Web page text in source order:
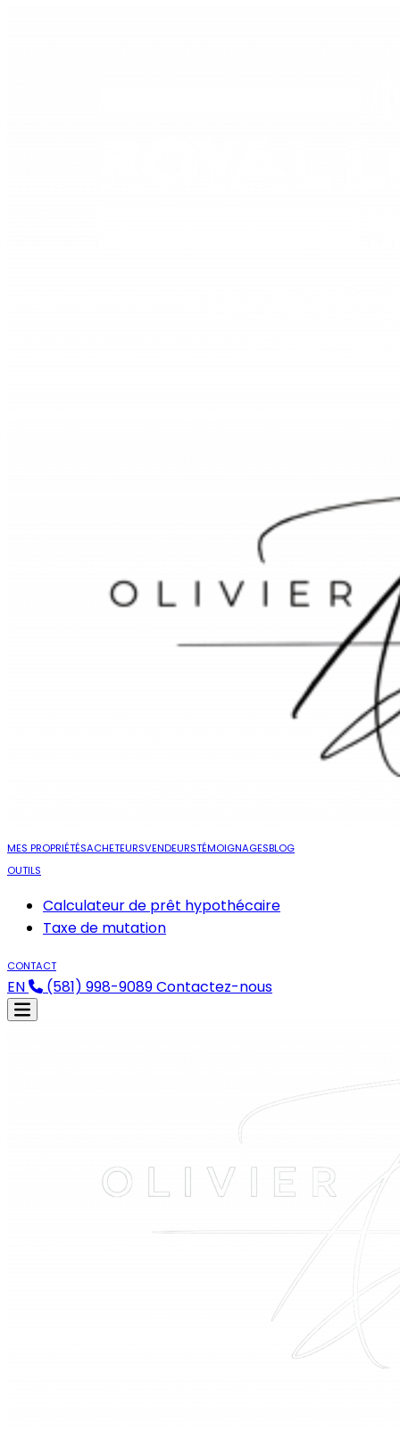
MES PROPRIÉTÉSACHETEURSVENDEURSTÉMOIGNAGESBLOG
OUTILS
Calculateur de prêt hypothécaire
Taxe de mutation
CONTACT
EN (581) 998-9089Contactez-nous